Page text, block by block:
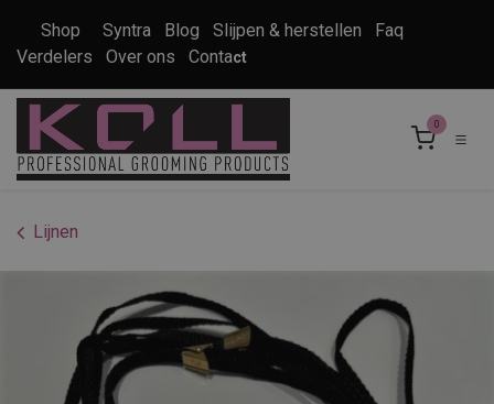
Shop Syntra Blog Slijpen & herstellen
Faq
Verdelers
Over ons Contact
0
Lijnen